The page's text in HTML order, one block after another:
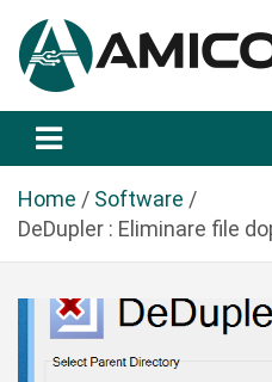
a
Amicopc.com
Home
Software
DeDupler : Eliminare file